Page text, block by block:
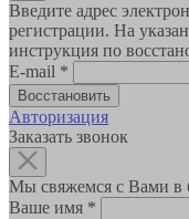
Введите адрес
регистрации. На
инструкция по
E-mail *
Авторизация
Заказать звонок
Мы свяжемся с Вами в
Ваше имя *